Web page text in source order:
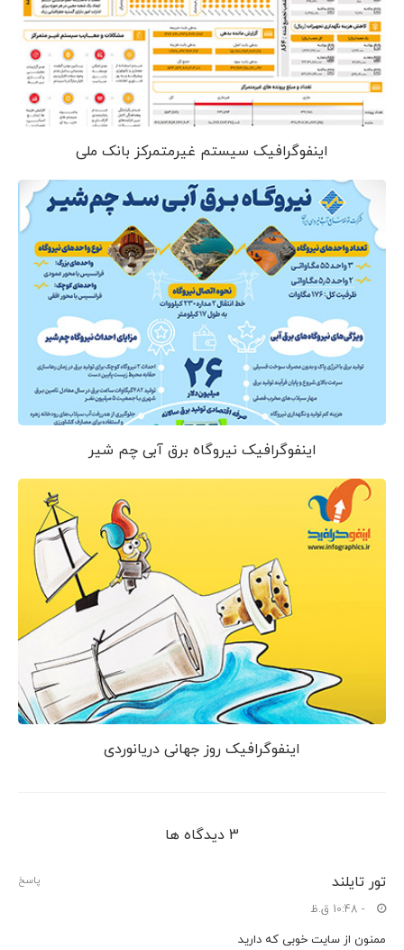
اینفوگرافیک سیستم غیرمتمرکز بانک ملی
اینفوگرافیک نیروگاه برق آبی چم شیر
اینفوگرافیک روز جهانی دریانوردی
3 دیدگاه ها
تور تایلند
- 10:48 ق.ظ
ممنون از سایت خوبی که دارید
پاسخ